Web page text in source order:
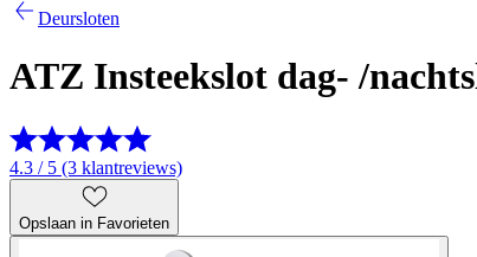
Deursloten
ATZ Insteekslot dag- /
4.3 / 5 (3 klantreviews)
Opslaan in Favorieten